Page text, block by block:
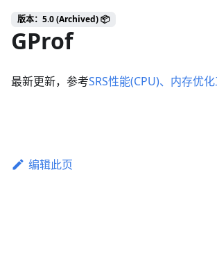
版本：5.0 (Archived) 📦
GProf
最新更新，参考SRS性能(CPU)、内存优
编辑此页